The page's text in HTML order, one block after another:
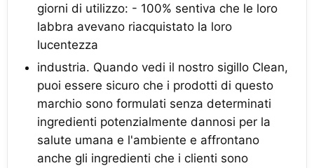
giorni di utilizzo: - 100% sentiva che le loro
labbra avevano riacquistato la loro
lucentezza
industria. Quando vedi il nostro sigillo Clean,
puoi essere sicuro che i prodotti di questo
marchio sono formulati senza determinati
ingredienti potenzialmente dannosi per la
salute umana e l'ambiente e affrontano
anche gli ingredienti che i clienti sono